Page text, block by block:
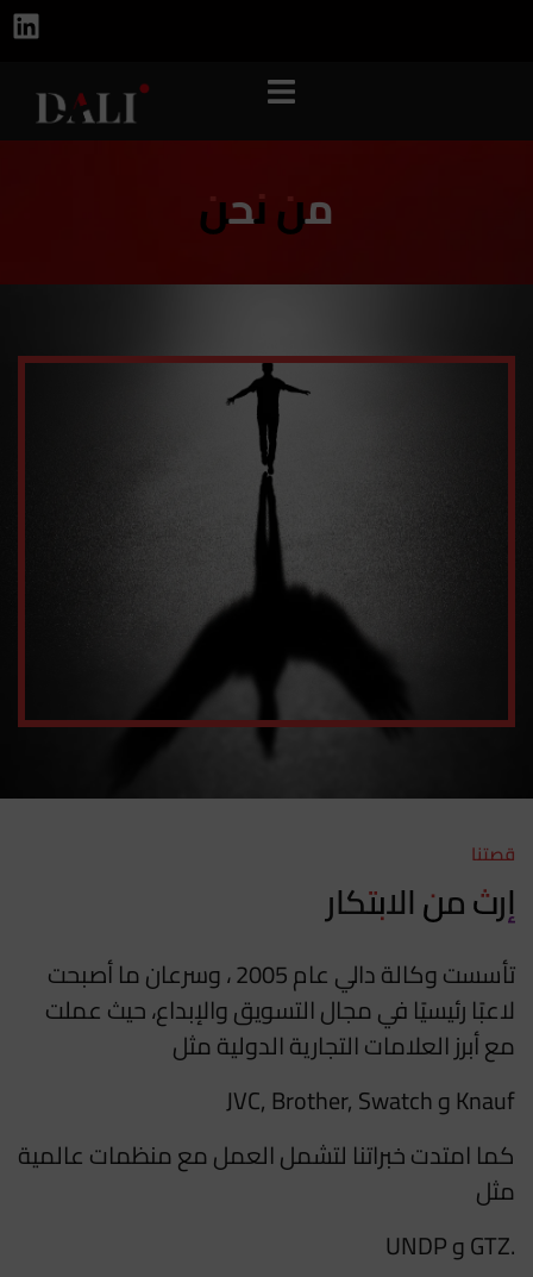
من نحن
قصتنا
إرث من الابتكار
تأسست وكالة دالي عام 2005 ، وسرعان ما أصبحت
لاعبًا رئيسيًا في مجال التسويق والإبداع، حيث عملت
مع أبرز العلامات التجارية الدولية مثل
JVC, Brother, Swatch و Knauf
كما امتدت خبراتنا لتشمل العمل مع منظماتعالمية
مثل
UNDP و GTZ.